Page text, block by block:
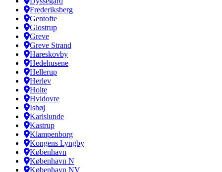
Frederiksberg
Gentofte
Glostrup
Greve
Greve Strand
Hareskovby
Hedehusene
Hellerup
Herlev
Holte
Hvidovre
Ishøj
Karlslunde
Kastrup
Klampenborg
Kongens Lyngby
København
København N
København NV